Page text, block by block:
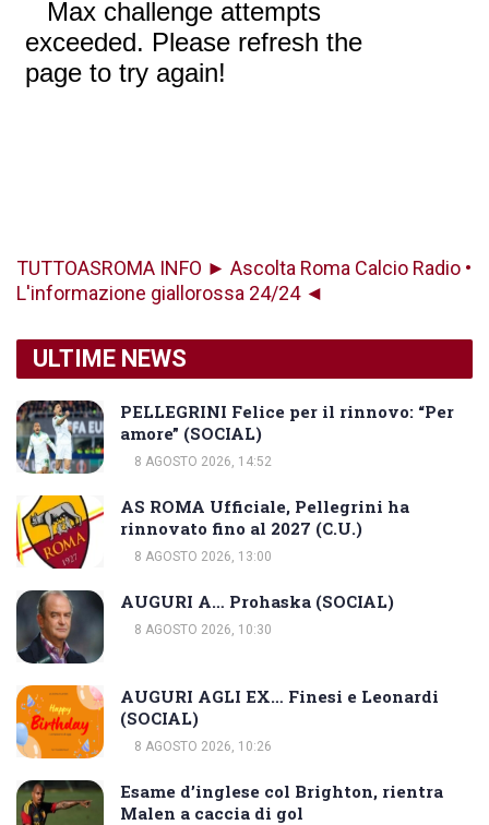
TUTTOASROMA INFO ► Ascolta Roma Calcio Radio •
L'informazione giallorossa 24/24 ◄
ULTIME NEWS
PELLEGRINI Felice per il rinnovo: “Per
amore” (SOCIAL)
8 AGOSTO 2026, 14:52
AS ROMA Ufficiale, Pellegrini ha
rinnovato fino al 2027 (C.U.)
8 AGOSTO 2026, 13:00
AUGURI A… Prohaska (SOCIAL)
8 AGOSTO 2026, 10:30
AUGURI AGLI EX… Finesi e Leonardi
(SOCIAL)
8 AGOSTO 2026, 10:26
Esame d’inglese col Brighton, rientra
Malen a caccia di gol